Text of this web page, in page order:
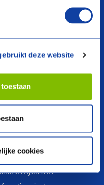
deze website
cookies
search
ons
registreren